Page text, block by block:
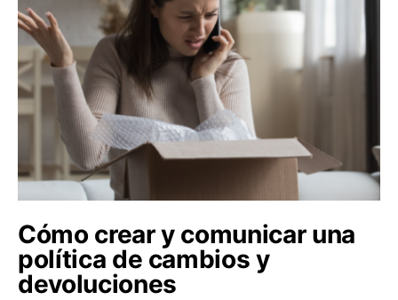
Cómo crear y comunicar una
política de cambios y
devoluciones